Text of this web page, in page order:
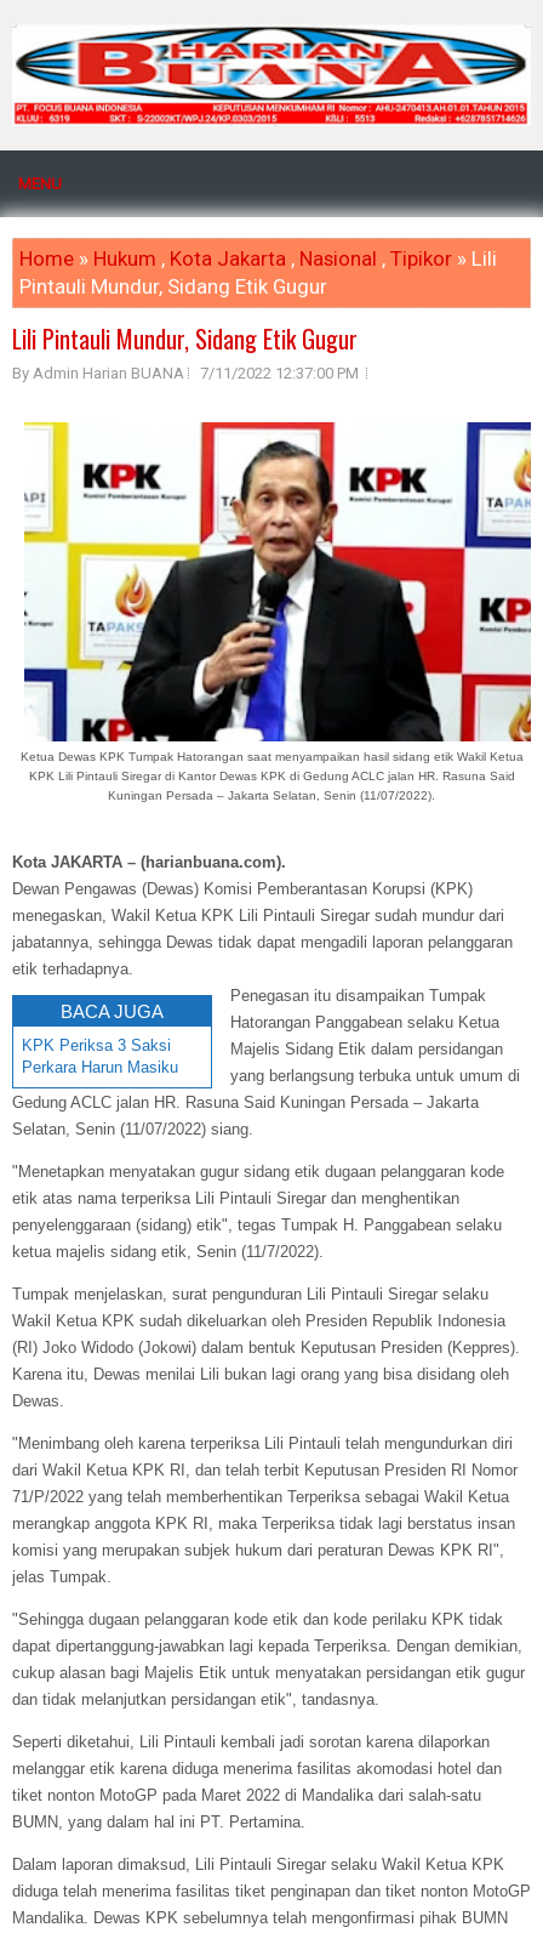
MENU
Home » Hukum , Kota Jakarta , Nasional , Tipikor » Lili
Pintauli Mundur, Sidang Etik Gugur
Lili Pintauli Mundur, Sidang Etik Gugur
By Admin Harian BUANA 7/11/2022 12:37:00 PM
Ketua Dewas KPK Tumpak Hatorangan saat menyampaikan hasil sidang etik Wakil Ketua
KPK Lili Pintauli Siregar di Kantor Dewas KPK di Gedung ACLC jalan HR. Rasuna Said
Kuningan Persada – Jakarta Selatan, Senin (11/07/2022).
Kota JAKARTA – (harianbuana.com).
Dewan Pengawas (Dewas) Komisi Pemberantasan Korupsi (KPK)
menegaskan, Wakil Ketua KPK Lili Pintauli Siregar sudah mundur dari
jabatannya, sehingga Dewas tidak dapat mengadili laporan pelanggaran
etik terhadapnya.
BACA JUGA
KPK Periksa 3 Saksi
Perkara Harun Masiku
Penegasan itu disampaikan Tumpak
Hatorangan Panggabean selaku Ketua
Majelis Sidang Etik dalam persidangan
yang berlangsung terbuka untuk umum di
Gedung ACLC jalan HR. Rasuna Said Kuningan Persada – Jakarta
Selatan, Senin (11/07/2022) siang.
"Menetapkan menyatakan gugur sidang etik dugaan pelanggaran kode
etik atas nama terperiksa Lili Pintauli Siregar dan menghentikan
penyelenggaraan (sidang) etik", tegas Tumpak H. Panggabean selaku
ketua majelis sidang etik, Senin (11/7/2022).
Tumpak menjelaskan, surat pengunduran Lili Pintauli Siregar selaku
Wakil Ketua KPK sudah dikeluarkan oleh Presiden Republik Indonesia
(RI) Joko Widodo (Jokowi) dalam bentuk Keputusan Presiden (Keppres).
Karena itu, Dewas menilai Lili bukan lagi orang yang bisa disidang oleh
Dewas.
"Menimbang oleh karena terperiksa Lili Pintauli telah mengundurkan diri
dari Wakil Ketua KPK RI, dan telah terbit Keputusan Presiden RI Nomor
71/P/2022 yang telah memberhentikan Terperiksa sebagai Wakil Ketua
merangkap anggota KPK RI, maka Terperiksa tidak lagi berstatus insan
komisi yang merupakan subjek hukum dari peraturan Dewas KPK RI",
jelas Tumpak.
"Sehingga dugaan pelanggaran kode etik dan kode perilaku KPK tidak
dapat dipertanggung-jawabkan lagi kepada Terperiksa. Dengan demikian,
cukup alasan bagi Majelis Etik untuk menyatakan persidangan etik gugur
dan tidak melanjutkan persidangan etik", tandasnya.
Seperti diketahui, Lili Pintauli kembali jadi sorotan karena dilaporkan
melanggar etik karena diduga menerima fasilitas akomodasi hotel dan
tiket nonton MotoGP pada Maret 2022 di Mandalika dari salah-satu
BUMN, yang dalam hal ini PT. Pertamina.
Dalam laporan dimaksud, Lili Pintauli Siregar selaku Wakil Ketua KPK
diduga telah menerima fasilitas tiket penginapan dan tiket nonton MotoGP
Mandalika. Dewas KPK sebelumnya telah mengonfirmasi pihak BUMN